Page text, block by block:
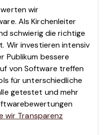
wir
Als Kirchenleiter
schwierig die richtige
Wir investieren intensiv
Publikum bessere
von Software treffen
für unterschiedliche
getestet und mehr
wir Transparenz